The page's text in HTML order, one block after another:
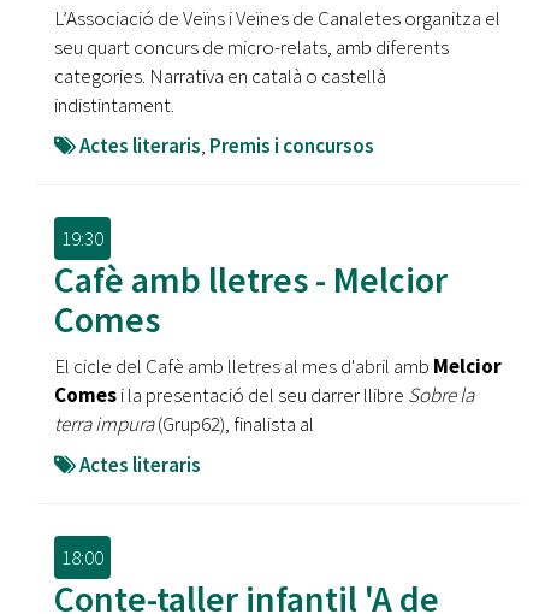
L’Associació de Veïns i Veïnes de Canaletes organitza el
seu quart concurs de micro-relats, amb diferents
categories. Narrativa en català o castellà
indistintament.
Actes literaris, Premis i concursos
19:30
Cafè amb lletres - Melcior
Comes
El cicle del Cafè amb lletres al mes d'abril amb Melcior
Comesi la presentació del seu darrer llibre Sobre la
terra impura(Grup62), finalista al
Actes literaris
18:00
Conte-taller infantil 'A de